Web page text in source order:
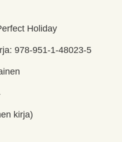
Holiday
978-951-1-48023-5
kirja)